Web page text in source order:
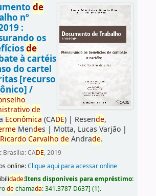
de
nº
:
os
de
à cartéis
do cartel
[recurso
/
de
Econômica (CADE)| Resende,
Mendes | Motta, Lucas Varjão|
Ricardo Carvalho deAndrade.
Brasília: CADE, 2019
online:Clique aqui para acessar online
dade:Itens disponíveis para empréstimo:
dechamada:341.3787 D637] (1).